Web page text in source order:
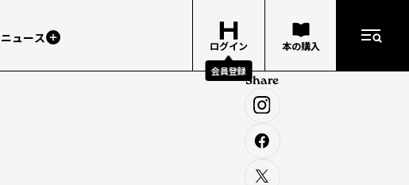
ニュース
ログイン
会員登録
本の購入
Share